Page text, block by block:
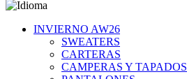
INVIERNO AW26
SWEATERS
CARTERAS
CAMPERAS Y TAPADOS